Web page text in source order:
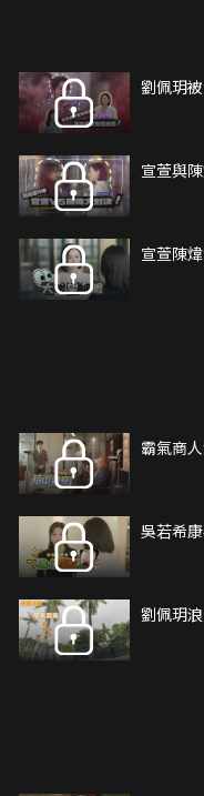
劉佩玥
宣萱與
宣萱陳
霸氣商
吳若希
劉佩玥